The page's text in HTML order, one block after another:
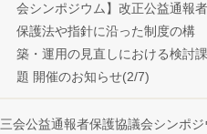
会シンポジウム】改正公益通報者
保護法や指針に沿った制度の構
築・運用の見直しにおける検討課
題 開催のお知らせ(2/7)
三会公益通報者保護協議会シンポジ